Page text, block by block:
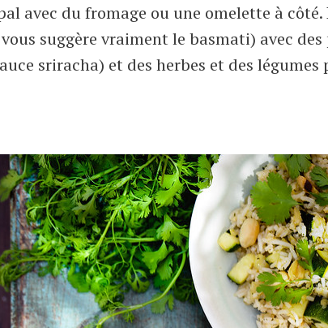
avec du fromage ou une omelette à
suggère vraiment le basmati) avec
sriracha) et des herbes et des légumes